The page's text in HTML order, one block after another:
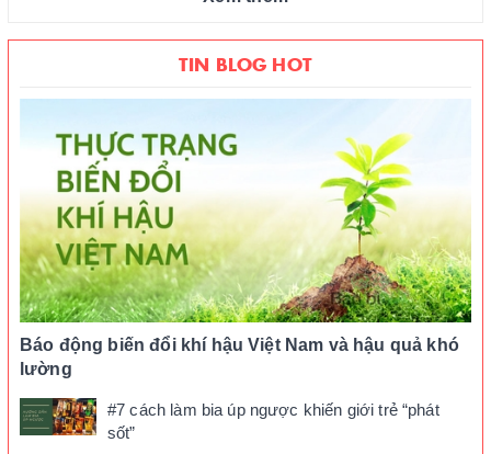
TIN BLOG HOT
Báo động biến đổi khí hậu Việt Nam và hậu quả khó
lường
#7 cách làm bia úp ngược khiến giới trẻ “phát
sốt”